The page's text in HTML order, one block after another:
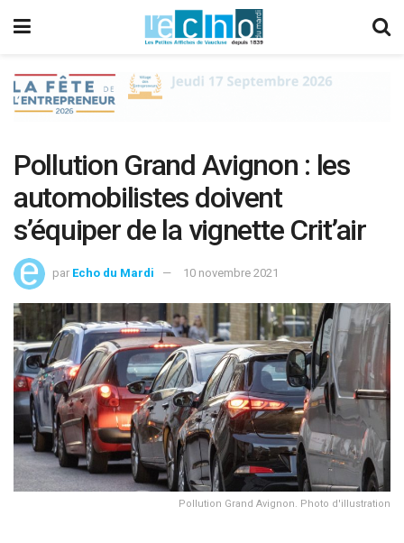
Pollution Grand Avignon : les
automobilistes doivent
s’équiper de la vignette Crit’air
par Echo du Mardi 10 novembre 2021
Pollution Grand Avignon. Photo d'illustration